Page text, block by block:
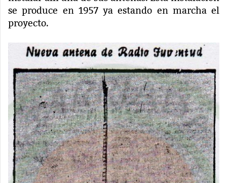
se produce en 1957 ya estando en marcha el
proyecto.